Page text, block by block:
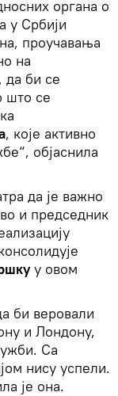
органа о
у Србији
проучавања
на
да би се
што се
, које активно
објаснила
да је важно
и председник
у овом
би веровали
и Лондону,
Са
нису успели.
је она.